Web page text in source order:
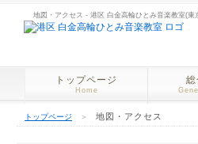
地図・アクセス - 港区 白金高輪ひとみ音楽教室(東
トップページ
Home
総
トップページ ＞ 地図・アクセス